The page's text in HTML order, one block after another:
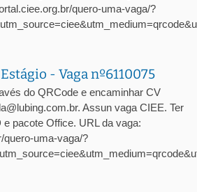
quero-uma-vaga/?
- Vaga nº6110075
do QRCode e encaminhar CV
Assun vaga CIEE. Ter
pacote Office. URL da vaga:
quero-uma-vaga/?